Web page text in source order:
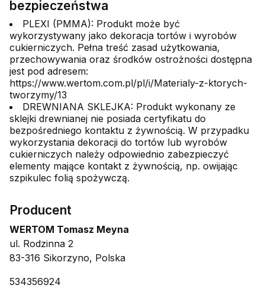
bezpieczeństwa
PLEXI (PMMA): Produkt może być
wykorzystywany jako dekoracja tortów i wyrobów
cukierniczych. Pełna treść zasad użytkowania,
przechowywania oraz środków ostrożności dostępna
jest pod adresem:
https://www.wertom.com.pl/pl/i/Materialy-z-ktorych-
tworzymy/13
DREWNIANA SKLEJKA: Produkt wykonany ze
sklejki drewnianej nie posiada certyfikatu do
bezpośredniego kontaktu z żywnością. W przypadku
wykorzystania dekoracji do tortów lub wyrobów
cukierniczych należy odpowiednio zabezpieczyć
elementy mające kontakt z żywnością, np. owijając
szpikulec folią spożywczą.
Producent
WERTOM Tomasz Meyna
ul. Rodzinna 2
83-316 Sikorzyno, Polska
534356924